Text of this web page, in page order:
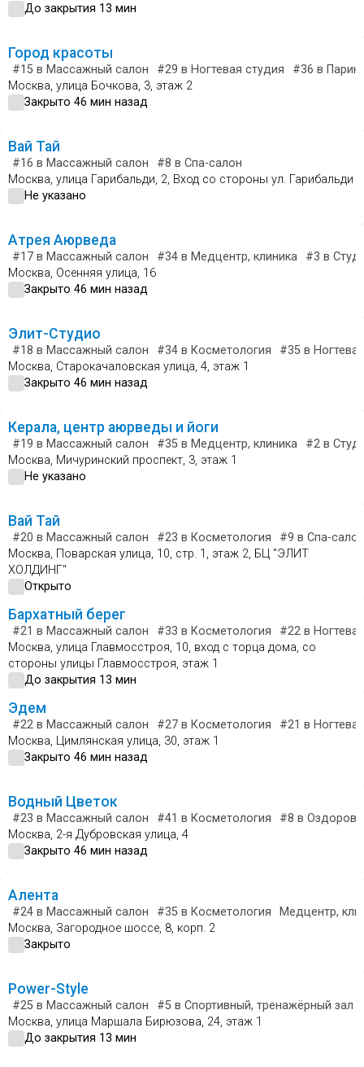
До закрытия 13 мин
Город красоты
#15 в Массажный салон #29 в Ногтевая студия #36 в
Москва, улица Бочкова, 3, этаж 2
Закрыто 46 мин назад
Вай Тай
#16 в Массажный салон #8 в Спа-салон
Москва, улица Гарибальди, 2, Вход со стороны ул. Гарибальди
Не указано
Атрея Аюрведа
#17 в Массажный салон #34 в Медцентр, клиника #3 в
Москва, Осенняя улица, 16
Закрыто 46 мин назад
Элит-Студио
#18 в Массажный салон #34 в Косметология #35 в
Москва, Старокачаловская улица, 4, этаж 1
Закрыто 46 мин назад
Керала, центр аюрведы и йоги
#19 в Массажный салон #35 в Медцентр, клиника #2 в
Москва, Мичуринский проспект, 3, этаж 1
Не указано
Вай Тай
#20 в Массажный салон #23 в Косметология #9 в Спа-салон
Москва, Поварская улица, 10, стр. 1, этаж 2, БЦ "ЭЛИТ
ХОЛДИНГ"
Открыто
Бархатный берег
#21 в Массажный салон #33 в Косметология #22 в
Москва, улица Главмосстроя, 10, вход с торца дома, со
стороны улицы Главмосстроя, этаж 1
До закрытия 13 мин
Эдем
#22 в Массажный салон #27 в Косметология #21 в
Москва, Цимлянская улица, 30, этаж 1
Закрыто 46 мин назад
Водный Цветок
#23 в Массажный салон #41 в Косметология #8 в
Москва, 2-я Дубровская улица, 4
Закрыто 46 мин назад
Алента
#24 в Массажный салон #35 в Косметология
Медцентр,
Москва, Загородное шоссе, 8, корп. 2
Закрыто
Power-Style
#25 в Массажный салон #5 в Спортивный, тренажёрный зал
Москва, улица Маршала Бирюзова, 24, этаж 1
До закрытия 13 мин